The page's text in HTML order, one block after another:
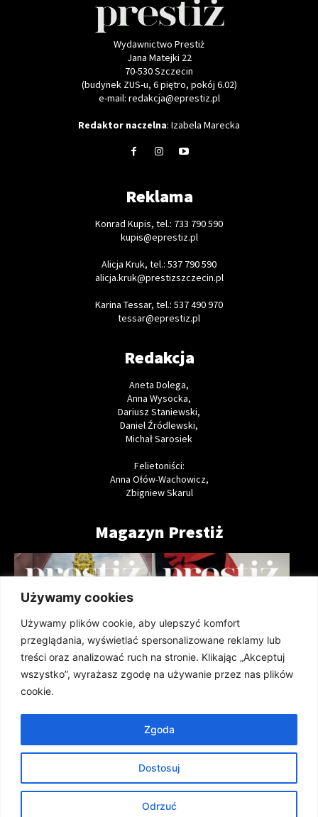
Używamy cookies
Używamy plików cookie, aby ulepszyć komfort
przeglądania, wyświetlać spersonalizowane reklamy lub
treści oraz analizować ruch na stronie. Klikając „Akceptuj
wszystko”, wyrażasz zgodę na używanie przez nas plików
cookie.
Dostosuj
Odrzuć
Zgoda
Wydawnictwo Prestiż
Jana Matejki 22
70-530 Szczecin
(budynek ZUS-u, 6 piętro, pokój 6.02)
e-mail: redakcja@eprestiz.pl
Redaktor naczelna: Izabela Marecka
Reklama
Konrad Kupis, tel.: 733 790 590
kupis@eprestiz.pl
Alicja Kruk, tel.: 537 790 590
alicja.kruk@prestizszczecin.pl
Karina Tessar, tel.: 537 490 970
tessar@eprestiz.pl
Redakcja
Aneta Dolega,
Anna Wysocka,
Dariusz Staniewski,
Daniel Źródlewski,
Michał Sarosiek
Felietoniści:
Anna Ołów-Wachowicz,
Zbigniew Skarul
Magazyn Prestiż
Prestiż Magazyn Szczeciński 208 Prestiż Magazyn Szczeciński 207
ARCHIWUM